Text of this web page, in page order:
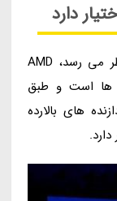
دارد
به گزارش وبلاگ تکنولوپ، اینطور که به نظر می رسد، AMD
ها است و طبق
های بالارده